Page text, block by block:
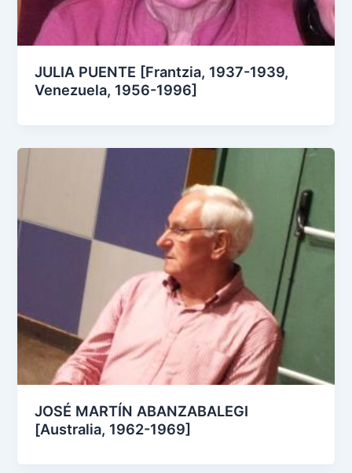
JULIA PUENTE [Frantzia, 1937-1939,
Venezuela, 1956-1996]
JOSÉ MARTÍN ABANZABALEGI
[Australia, 1962-1969]